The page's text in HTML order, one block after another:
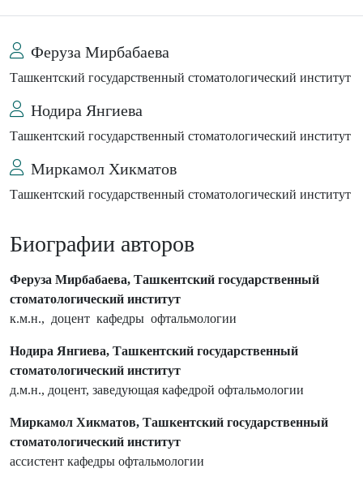
Феруза Мирбабаева
Ташкентский государственный стоматологический институт
Нодира Янгиева
Ташкентский государственный стоматологический институт
Миркамол Хикматов
Ташкентский государственный стоматологический институт
Биографии авторов
Феруза Мирбабаева, Ташкентский государственный
стоматологический институт
к.м.н., доцент кафедры офтальмологии
Нодира Янгиева, Ташкентский государственный
стоматологический институт
д.м.н., доцент, заведующая кафедрой офтальмологии
Миркамол Хикматов, Ташкентский государственный
стоматологический институт
ассистент кафедры офтальмологии